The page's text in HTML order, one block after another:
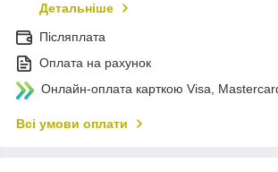
Детальніше
Післяплата
Оплата на рахунок
Онлайн-оплата карткою Visa,
Всі умови оплати